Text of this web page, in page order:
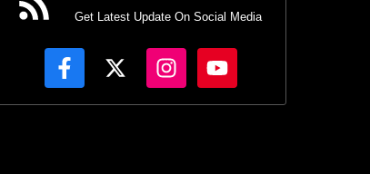
Get Latest Update On Social Media